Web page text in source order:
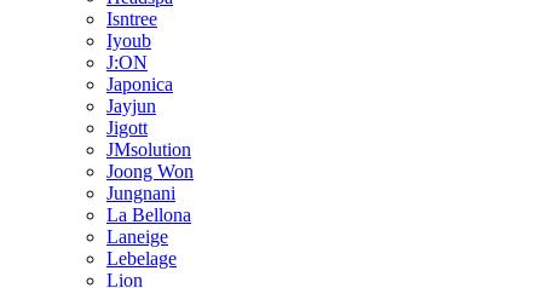
Isntree
Iyoub
J:ON
Japonica
Jayjun
Jigott
JMsolution
Joong Won
Jungnani
La Bellona
Laneige
Lebelage
Lion